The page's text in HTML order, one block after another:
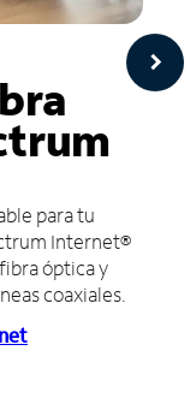
para tu
Internet®
óptica y
coaxiales.